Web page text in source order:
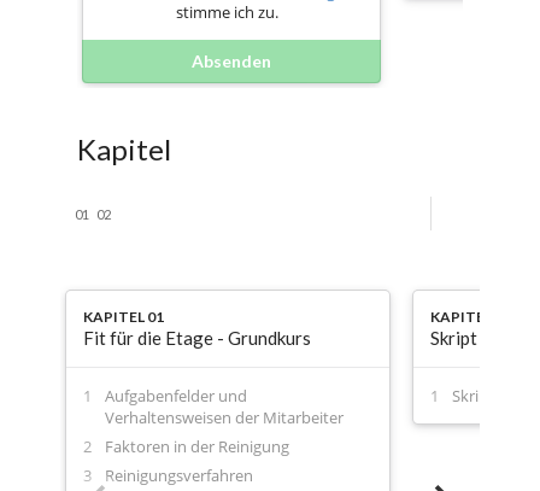
stimme ich zu.
Absenden
Kapitel
01 02
KAPITEL 01
Fit für die Etage - Grundkurs
Aufgabenfelder und
Verhaltensweisen der Mitarbeiter
Faktoren in der Reinigung
Reinigungsverfahren
KAPITEL 02
Skript Fit für
Skript Fit